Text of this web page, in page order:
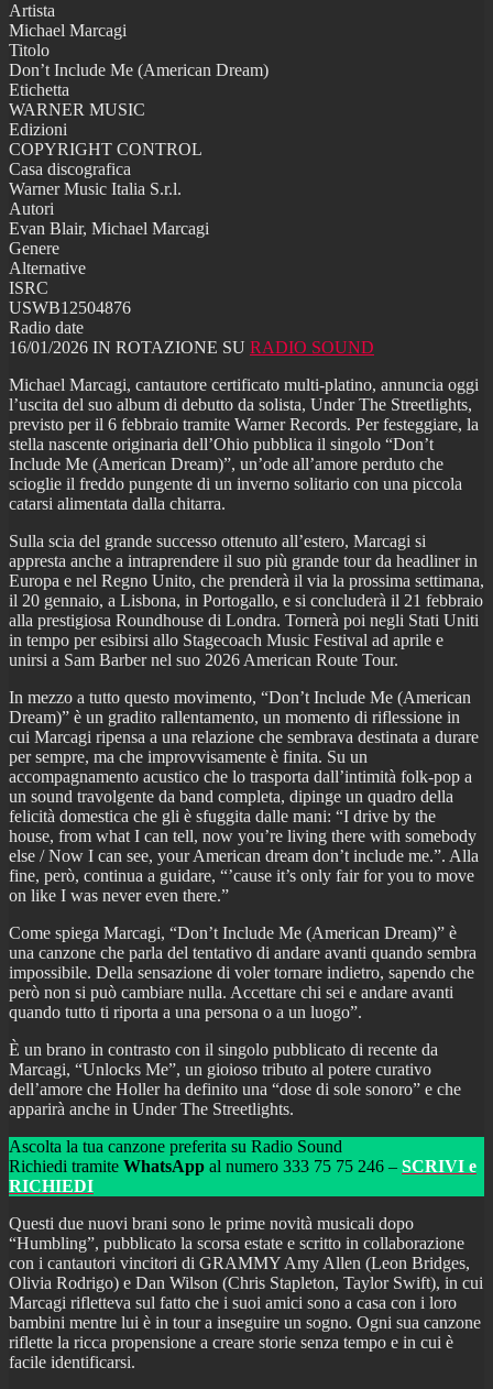
Artista
Michael Marcagi
Titolo
Don’t Include Me (American Dream)
Etichetta
WARNER MUSIC
Edizioni
COPYRIGHT CONTROL
Casa discografica
Warner Music Italia S.r.l.
Autori
Evan Blair, Michael Marcagi
Genere
Alternative
ISRC
USWB12504876
Radio date
16/01/2026 IN ROTAZIONE SU RADIO SOUND
Michael Marcagi, cantautore certificato multi-platino, annuncia oggi
l’uscita del suo album di debutto da solista, Under The Streetlights,
previsto per il 6 febbraio tramite Warner Records. Per festeggiare, la
stella nascente originaria dell’Ohio pubblica il singolo “Don’t
Include Me (American Dream)”, un’ode all’amore perduto che
scioglie il freddo pungente di un inverno solitario con una piccola
catarsi alimentata dalla chitarra.
Sulla scia del grande successo ottenuto all’estero, Marcagi si
appresta anche a intraprendere il suo più grande tour da headliner in
Europa e nel Regno Unito, che prenderà il via la prossima settimana,
il 20 gennaio, a Lisbona, in Portogallo, e si concluderà il 21 febbraio
alla prestigiosa Roundhouse di Londra. Tornerà poi negli Stati Uniti
in tempo per esibirsi allo Stagecoach Music Festival ad aprile e
unirsi a Sam Barber nel suo 2026 American Route Tour.
In mezzo a tutto questo movimento, “Don’t Include Me (American
Dream)” è un gradito rallentamento, un momento di riflessione in
cui Marcagi ripensa a una relazione che sembrava destinata a durare
per sempre, ma che improvvisamente è finita. Su un
accompagnamento acustico che lo trasporta dall’intimità folk-pop a
un sound travolgente da band completa, dipinge un quadro della
felicità domestica che gli è sfuggita dalle mani: “I drive by the
house, from what I can tell, now you’re living there with somebody
else / Now I can see, your American dream don’t include me.”. Alla
fine, però, continua a guidare, “’cause it’s only fair for you to move
on like I was never even there.”
Come spiega Marcagi, “Don’t Include Me (American Dream)” è
una canzone che parla del tentativo di andare avanti quando sembra
impossibile. Della sensazione di voler tornare indietro, sapendo che
però non si può cambiare nulla. Accettare chi sei e andare avanti
quando tutto ti riporta a una persona o a un luogo”.
È un brano in contrasto con il singolo pubblicato di recente da
Marcagi, “Unlocks Me”, un gioioso tributo al potere curativo
dell’amore che Holler ha definito una “dose di sole sonoro” e che
apparirà anche in Under The Streetlights.
Ascolta la tua canzone preferita su Radio Sound
Richiedi tramite WhatsApp al numero 333 75 75 246 – SCRIVI e
RICHIEDI
Questi due nuovi brani sono le prime novità musicali dopo
“Humbling”, pubblicato la scorsa estate e scritto in collaborazione
con i cantautori vincitori di GRAMMY Amy Allen (Leon Bridges,
Olivia Rodrigo) e Dan Wilson (Chris Stapleton, Taylor Swift), in cui
Marcagi rifletteva sul fatto che i suoi amici sono a casa con i loro
bambini mentre lui è in tour a inseguire un sogno. Ogni sua canzone
riflette la ricca propensione a creare storie senza tempo e in cui è
facile identificarsi.